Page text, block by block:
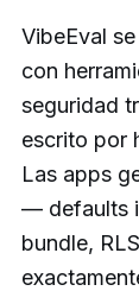
VibeEval
con
seguridad
escrito por
Las apps
— defaults
bundle,